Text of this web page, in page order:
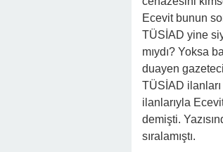
Ecevit bunun
TÜSİAD yine
mıydı? Yoksa
duayen
TÜSİAD ilanları
ilanlarıyla
demişti.
sıralamıştı.